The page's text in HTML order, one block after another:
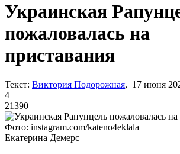
Украинская
пожаловалась на
приставания
Текст: Виктория Подорожная, 17 июня
4
21390
Фото: instagram.com/kateno4eklala
Екатерина Демерс